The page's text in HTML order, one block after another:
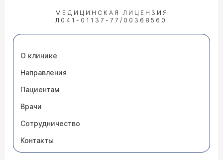
МЕДИЦИНСКАЯ ЛИЦЕНЗИЯ
Л041-01137-77/00368560
О клинике
Направления
Пациентам
Врачи
Сотрудничество
Контакты